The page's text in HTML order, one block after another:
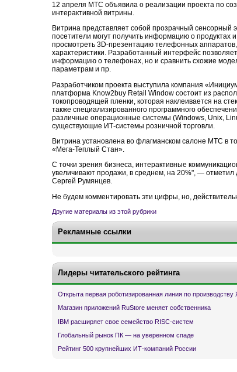
12 апреля МТС объявила о реализации проекта по
интерактивной витрины.
Витрина представляет собой прозрачный сенсорный
посетители могут получить информацию о продуктах
просмотреть 3D-презентацию телефонных аппаратов,
характеристики. Разработанный интерфейс
информацию о телефонах, но и сравнить схожие
параметрам и пр.
Разработчиком проекта выступила компания
платформа Know2buy Retail Window состоит из
токопроводящей пленки, которая наклеивается на
также специализированного программного
различные операционные системы (Windows, Unix,
существующие ИТ-системы розничной торговли.
Витрина установлена во флагманском салоне МТС в
«Мега-Теплый Стан».
С точки зрения бизнеса, интерактивные
увеличивают продажи, в среднем, на 20%", — отметил
Сергей Румянцев.
Не будем комментировать эти цифры, но,
Другие материалы из этой рубрики
Рекламные ссылки
Лидеры читательского рейтинга
Открыта первая роботизированная линия по
Магазин приложений RuStore меняет собственника
IBM расширяет свое семейство RISC-систем
Глобальный рынок ПК — на уверенном спаде
Рейтинг 500 крупнейших ИТ-компаний России